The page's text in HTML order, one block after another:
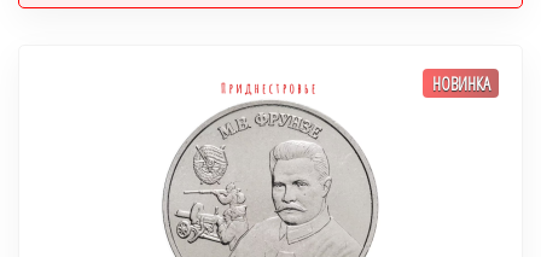
НОВИНКА